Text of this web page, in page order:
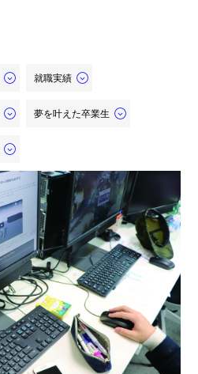
就職実績
夢を叶えた卒業生